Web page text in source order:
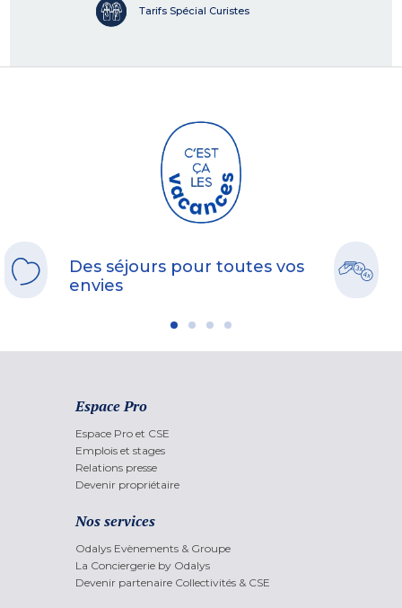
Tarifs Spécial Curistes
Des séjours pour toutes vos
envies
Espace Pro
Espace Pro et CSE
Emplois et stages
Relations presse
Devenir propriétaire
Nos services
Odalys Evènements & Groupe
La Conciergerie by Odalys
Devenir partenaire Collectivités & CSE